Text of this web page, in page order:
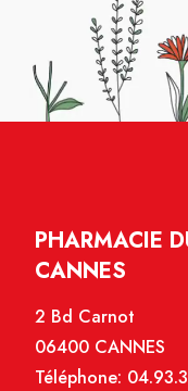
PHARMACIE
CANNES
2 Bd Carnot
06400 CANNES
Téléphone: